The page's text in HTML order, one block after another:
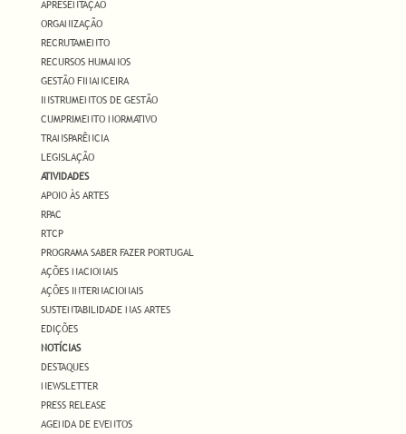
APRESENTAÇÃO
ORGANIZAÇÃO
RECRUTAMENTO
RECURSOS HUMANOS
GESTÃO FINANCEIRA
INSTRUMENTOS DE GESTÃO
CUMPRIMENTO NORMATIVO
TRANSPARÊNCIA
LEGISLAÇÃO
ATIVIDADES
APOIO ÀS ARTES
RPAC
RTCP
PROGRAMA SABER FAZER PORTUGAL
AÇÕES NACIONAIS
AÇÕES INTERNACIONAIS
SUSTENTABILIDADE NAS ARTES
EDIÇÕES
NOTÍCIAS
DESTAQUES
NEWSLETTER
PRESS RELEASE
AGENDA DE EVENTOS